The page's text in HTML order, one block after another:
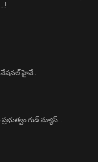
నేషనల్ హైవే..
గుడ్ న్యూస్…